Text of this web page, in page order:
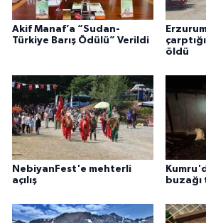
Akif Manaf’a “Sudan-
Türkiye Barış Ödülü” Verildi
öldü
NebiyanFest'e mehterli
açılış